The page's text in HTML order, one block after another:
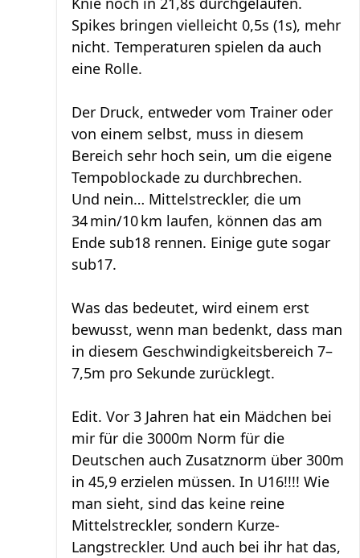
Spikes bringen vielleicht 0,5s (1s), mehr
nicht. Temperaturen spielen da auch
eine Rolle.
Der Druck, entweder vom Trainer oder
von einem selbst, muss in diesem
Bereich sehr hoch sein, um die eigene
Tempoblockade zu durchbrechen.
Und nein… Mittelstreckler, die um
34 min/10 km laufen, können das am
Ende sub18 rennen. Einige gute sogar
sub17.
Was das bedeutet, wird einem erst
bewusst, wenn man bedenkt, dass man
in diesem Geschwindigkeitsbereich 7–
7,5m pro Sekunde zurücklegt.
Edit. Vor 3 Jahren hat ein Mädchen bei
mir für die 3000m Norm für die
Deutschen auch Zusatznorm über 300m
in 45,9 erzielen müssen. In U16!!!! Wie
man sieht, sind das keine reine
Mittelstreckler, sondern Kurze-
Langstreckler. Und auch bei ihr hat das,